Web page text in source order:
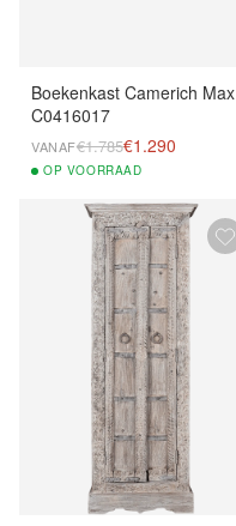
Boekenkast Camerich Max
C0416017
VANAF€1.785€1.290
OP VOORRAAD